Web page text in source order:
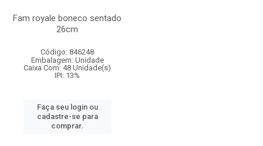
Fam royale boneco sentado
26cm
Código: 846248
Embalagem: Unidade
Caixa Com: 48 Unidade(s)
IPI: 13%
Faça seu login ou
cadastre-se para
comprar.